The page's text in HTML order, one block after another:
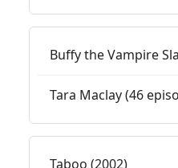
Buffy the Vampire
Tara Maclay (46
Taboo (2002)